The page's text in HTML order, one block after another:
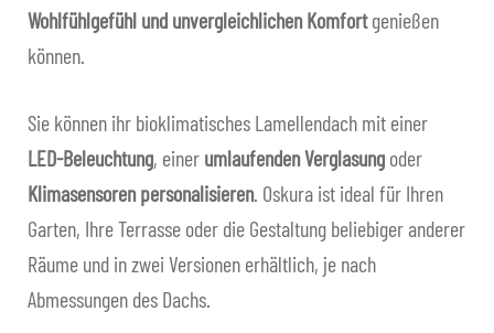
Wohlfühlgefühl und unvergleichlichen Komfortgenießen
können.
Sie können ihr bioklimatisches Lamellendach mit einer
LED-Beleuchtung, einer umlaufenden Verglasung oder
Klimasensoren personalisieren. Oskura ist ideal für Ihren
Garten, Ihre Terrasse oder die Gestaltung beliebiger anderer
Räume und in zwei Versionen erhältlich, je nach
Abmessungen des Dachs.